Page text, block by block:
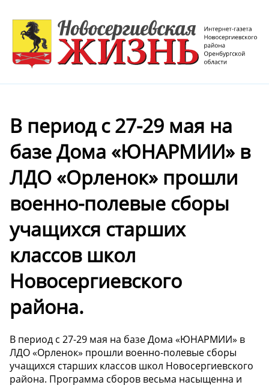
В период с 27-29 мая на
базе Дома «ЮНАРМИИ» в
ЛДО «Орленок» прошли
военно-полевые сборы
учащихся старших
классов школ
Новосергиевского
района.
В период с 27-29 мая на базе Дома «ЮНАРМИИ» в
ЛДО «Орленок» прошли военно-полевые сборы
учащихся старших классов школ Новосергиевского
района. Программа сборов весьма насыщенна и